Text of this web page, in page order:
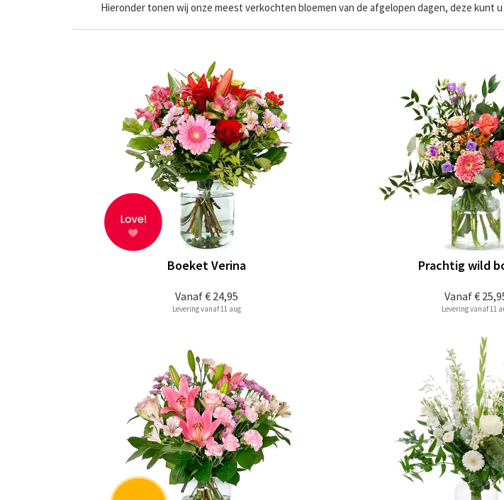
Hieronder tonen wij onze meest verkochten bloemen van de afgelopen dagen, deze kunt
Vanaf€ 24,95
Boeket Verina
Levering vanaf 11 aug
Vanaf€
Prachtig wild
Levering vanaf 11